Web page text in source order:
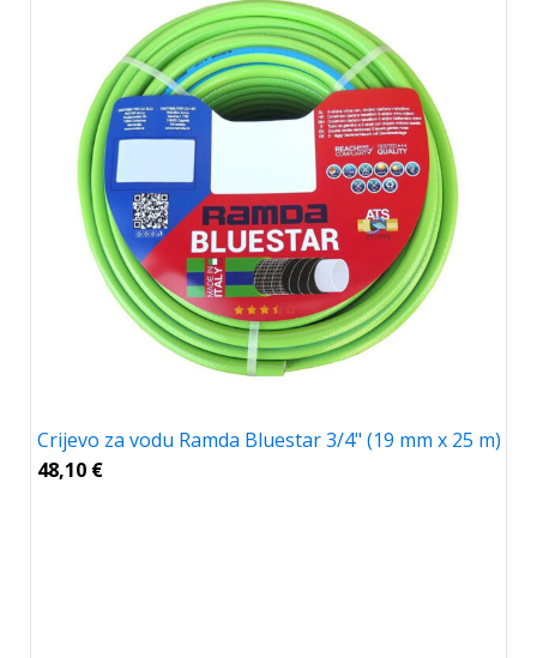
Crijevo za vodu Ramda Bluestar 3/4" (19 mm x 25 m)
48,10 €